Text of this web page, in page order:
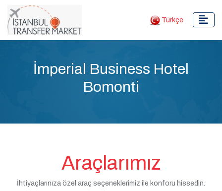
Türkçe
İmperial Business Hotel
Bomonti
Araçlarımız
İhtiyaçlarınıza özel araç seçeneklerimiz ile konforu hissedin.